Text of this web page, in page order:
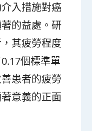
入措施對癌
的益處。研
其疲勞程度
個標準單
患者的疲勞
意義的正面